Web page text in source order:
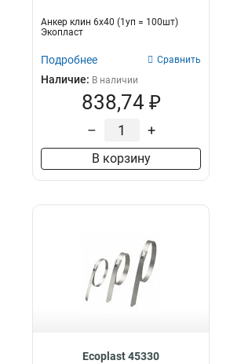
Анкер клин 6х40 (1уп = 100шт)
Экопласт
Подробнее Сравнить
Наличие: В наличии
838,74 ₽
– +
В корзину
Ecoplast 45330